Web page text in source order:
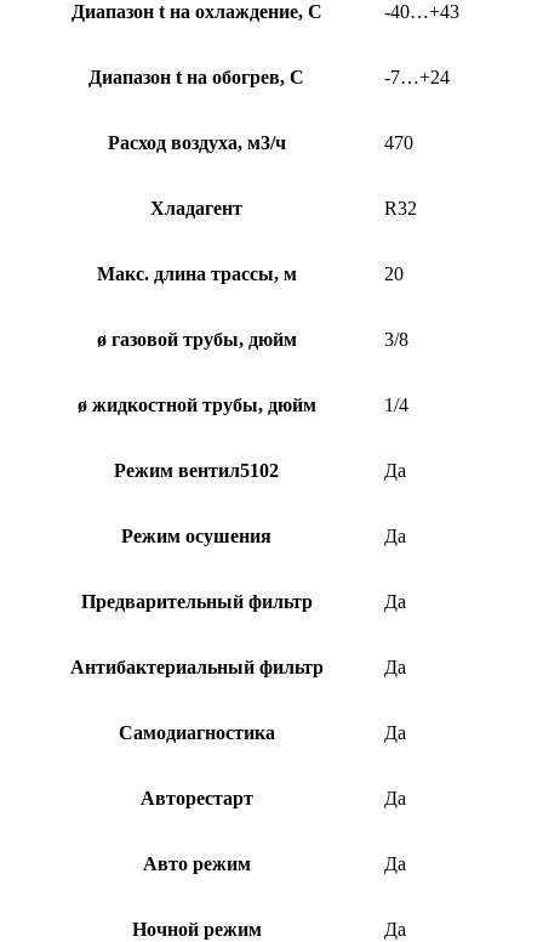
Диапазон t на охлаждение, С -40…+43
Диапазон t на обогрев, С -7…+24
Расход воздуха, м3/ч 470
Хладагент R32
Макс. длина трассы, м 20
ø газовой трубы, дюйм 3/8
ø жидкостной трубы, дюйм 1/4
Режим вентил5102 Да
Режим осушения Да
Предварительный фильтр Да
Антибактериальный фильтр Да
Самодиагностика Да
Авторестарт Да
Авто режим Да
Ночной режим Да